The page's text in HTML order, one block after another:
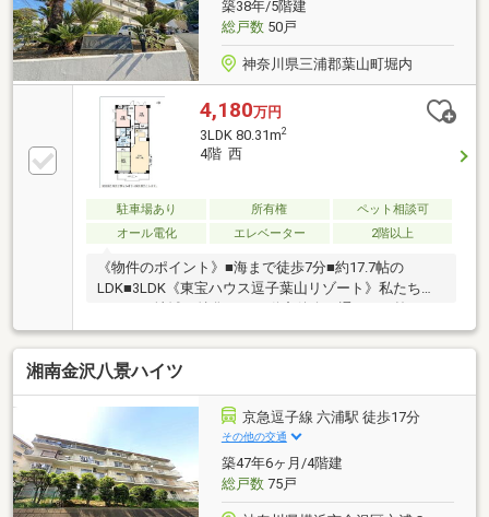
い！お問い合わせは⇒0120-880-258【通話料無料】
築38年/5階建
総戸数50戸
神奈川県三浦郡葉山町堀内
4,180万円
3LDK 80.31m2
4階 西
駐車場あり 所有権
ペット相談可
オール電化
エレベーター 2階以上
《物件のポイント》■海まで徒歩7分■約17.7帖の
LDK■3LDK《東宝ハウス逗子葉山リゾート》私たち
は、この地域に特化した不動産仲介を通じて、皆さま
が理想とする暮らしを実現するお手伝いをしていま
す。住まい選びは、単に「家を買う・借りる」ことで
はなく、「どんな人生を送りたいか」を考える大切な
プロセスです。逗子・葉山には、海を望む戸建て、緑
豊かな住宅街、趣のある古民家など、さまざまな魅力
的な物件があります。地域の雰囲気や暮らし方、コミ
ュニティの魅力まで、リアルな情報をお伝えしなが
ら、お客様一人ひとりに最適なご提案をいたします。
どうぞお気軽にお問い合わせください。
湘南金沢八景ハイツ
京急逗子線 六浦駅 徒歩17分
その他の交通
築47年6ヶ月/4階建
総戸数75戸